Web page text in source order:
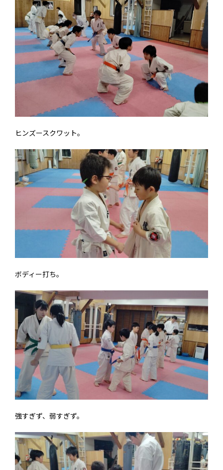
ヒンズースクワット。
ボディー打ち。
強すぎず、弱すぎず。